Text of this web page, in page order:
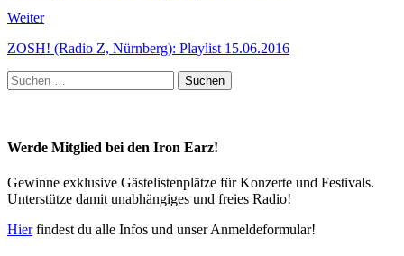
Weiter
ZOSH! (Radio Z, Nürnberg): Playlist 15.06.2016
Suchen
nach:
Werde Mitglied bei den Iron Earz!
Gewinne exklusive Gästelistenplätze für Konzerte und Festivals.
Unterstütze damit unabhängiges und freies Radio!
Hierfindest du alle Infos und unser Anmeldeformular!